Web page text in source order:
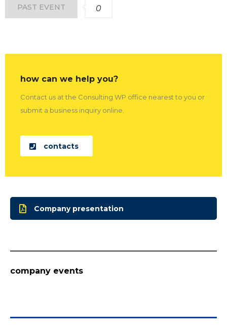
PAST EVENT 0
how can we help you?
Contact us at the Consulting WP office nearest to you or
submit a business inquiry online.
contacts
Company presentation
company events